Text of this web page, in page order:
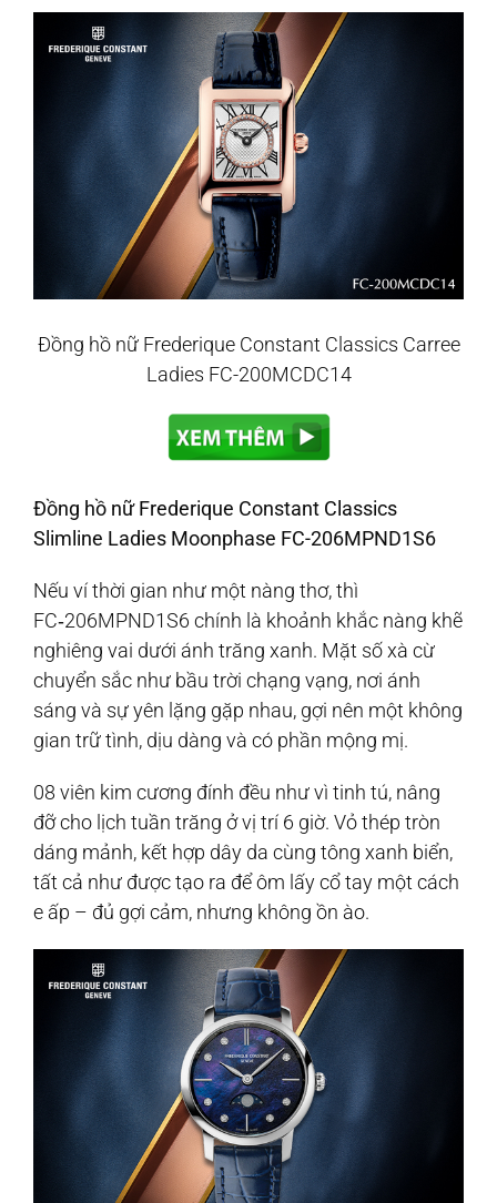
Đồng hồ nữ Frederique Constant Classics Carree
Ladies FC-200MCDC14
Đồng hồ nữ Frederique Constant Classics
Slimline Ladies Moonphase FC-206MPND1S6
Nếu ví thời gian như một nàng thơ, thì
FC‑206MPND1S6 chính là khoảnh khắc nàng khẽ
nghiêng vai dưới ánh trăng xanh. Mặt số xà cừ
chuyển sắc như bầu trời chạng vạng, nơi ánh
sáng và sự yên lặng gặp nhau, gợi nên một không
gian trữ tình, dịu dàng và có phần mộng mị.
08 viên kim cương đính đều như vì tinh tú, nâng
đỡ cho lịch tuần trăng ở vị trí 6 giờ. Vỏ thép tròn
dáng mảnh, kết hợp dây da cùng tông xanh biển,
tất cả như được tạo ra để ôm lấy cổ tay một cách
e ấp – đủ gợi cảm, nhưng không ồn ào.